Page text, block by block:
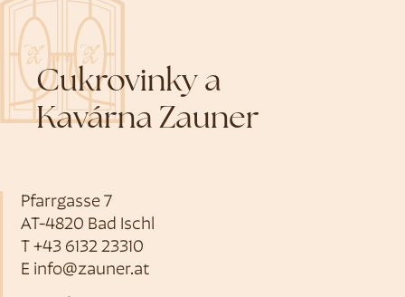
Cukrovinky a
Kavárna Zauner
Pfarrgasse 7
AT-4820 Bad Ischl
T +43 6132 23310
E info@zauner.at